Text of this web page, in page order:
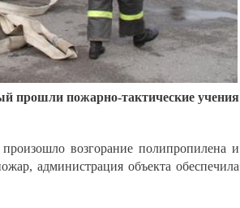
прошли пожарно-тактические учения
возгорание полипропилена и
администрация объекта обеспечила